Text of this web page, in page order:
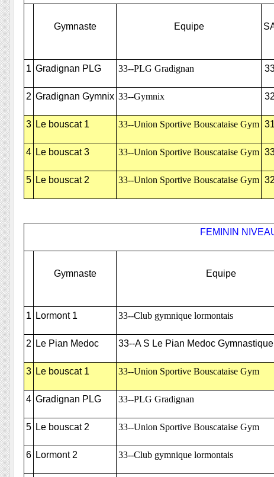
Gymnaste Equipe
1 Gradignan PLG 33--PLG Gradignan
2 Gradignan Gymnix 33--Gymnix
3 Le bouscat 1 33--Union Sportive Bouscataise Gym
4 Le bouscat 3 33--Union Sportive Bouscataise Gym
5 Le bouscat 2 33--Union Sportive Bouscataise Gym
FEMININ
Gymnaste Equipe
1 Lormont 1 33--Club gymnique lormontais
2 Le Pian Medoc 33--A S Le Pian Medoc
3 Le bouscat 1 33--Union Sportive Bouscataise Gym
4 Gradignan PLG 33--PLG Gradignan
5 Le bouscat 2 33--Union Sportive Bouscataise Gym
6 Lormont 2 33--Club gymnique lormontais